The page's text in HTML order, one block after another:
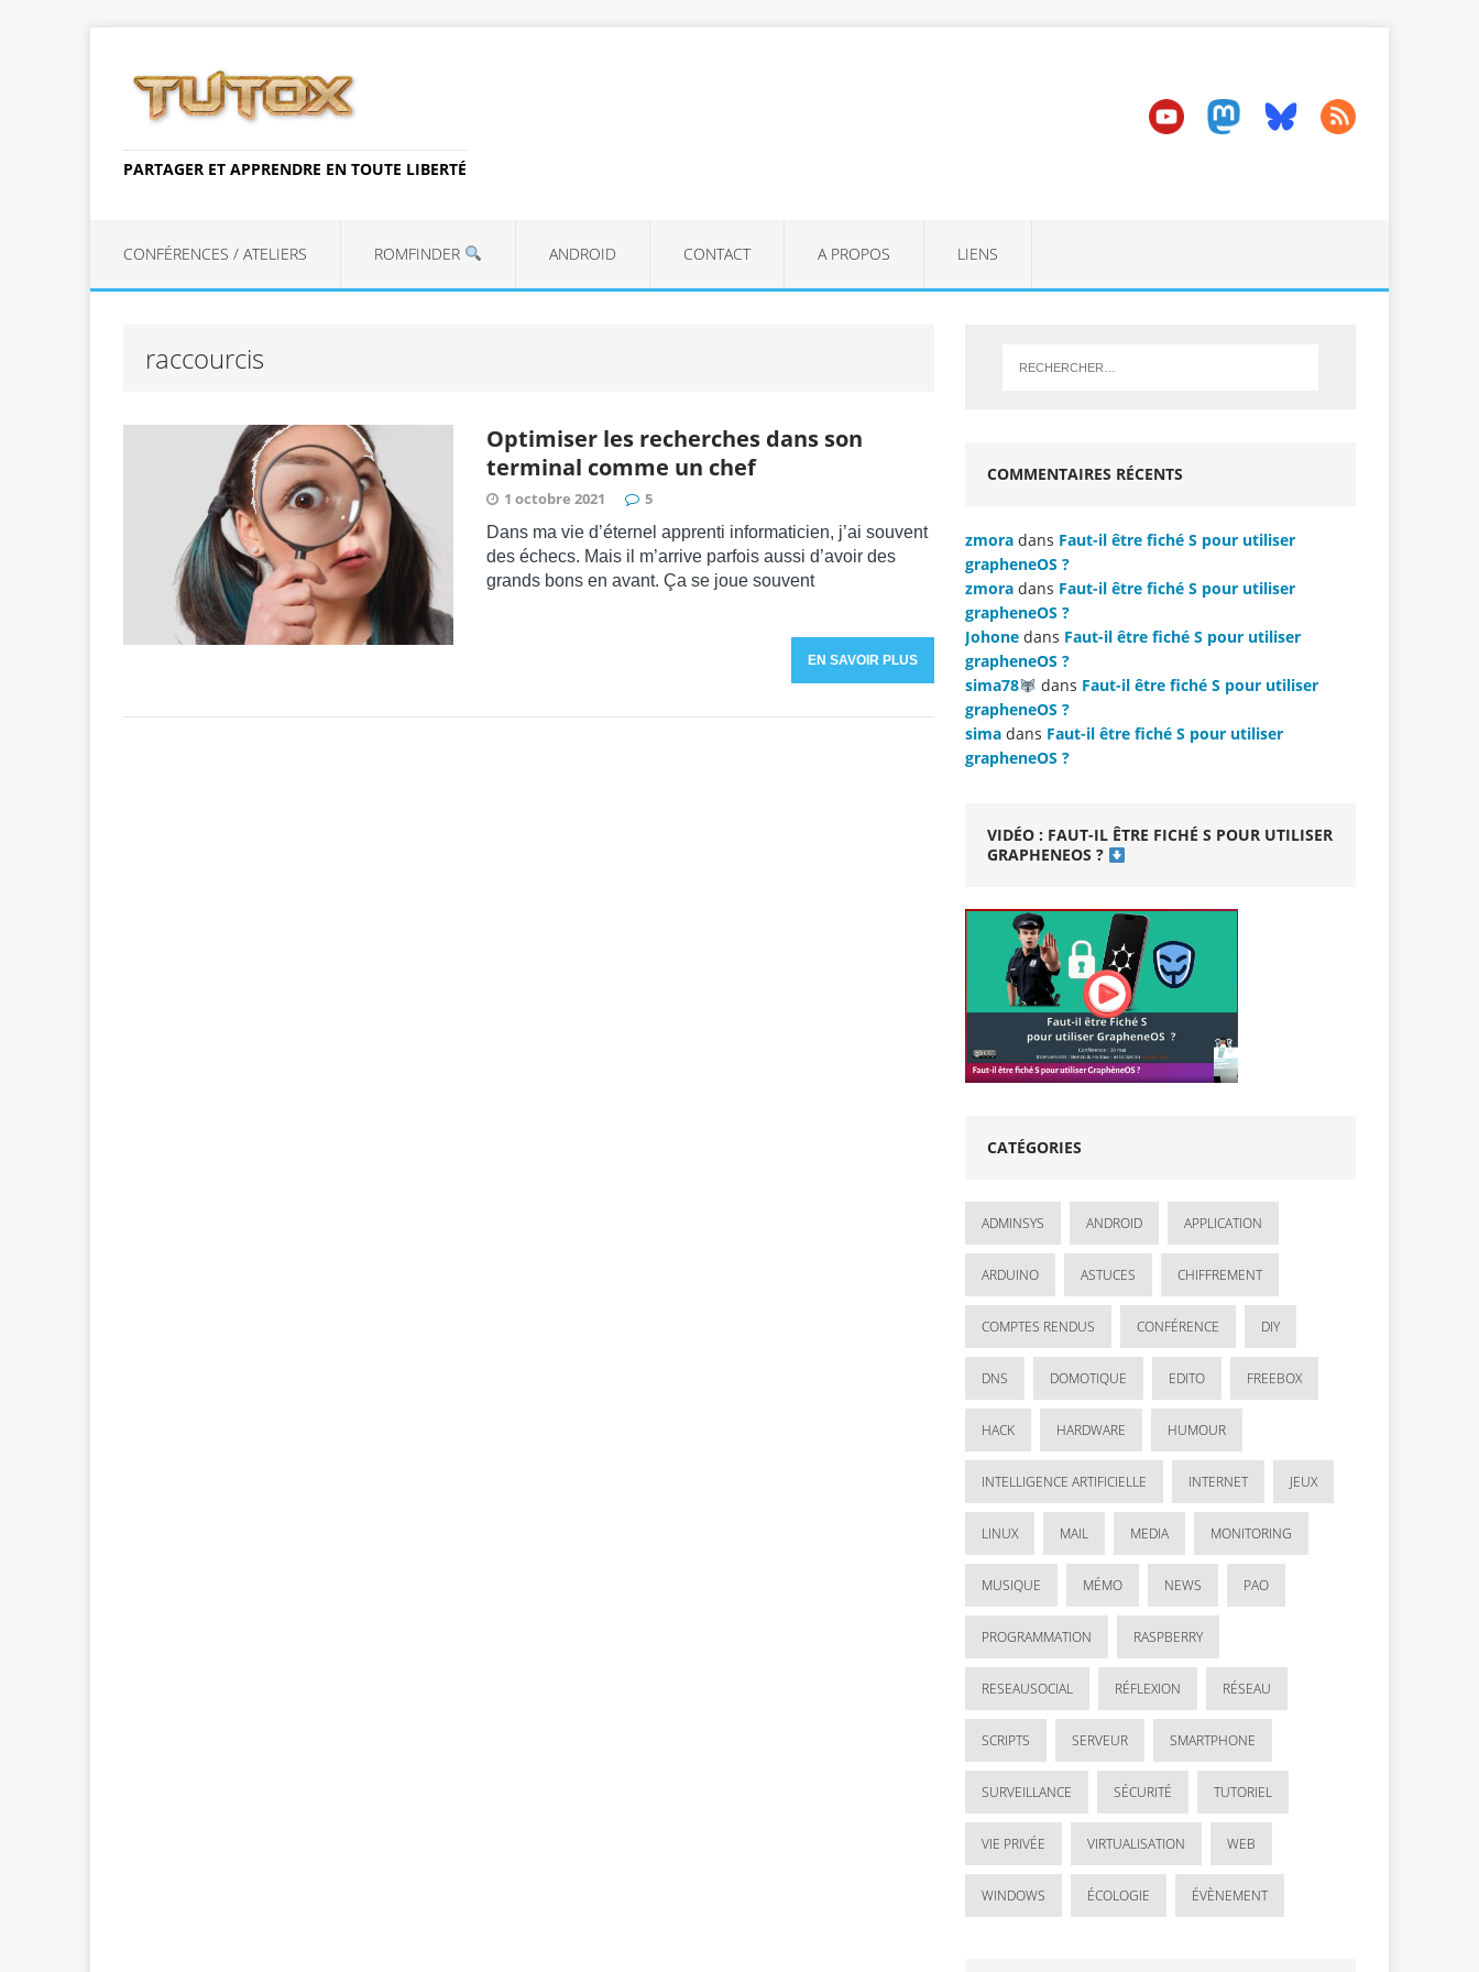
PARTAGER ET APPRENDRE EN TOUTE LIBERTÉ
CONFÉRENCES / ATELIERS ROMFINDER ANDROID CONTACT A PROPOS LIENS
raccourcis
Optimiser les recherches dans son
terminal comme un chef
1 octobre 2021 5
Dans ma vie d’éternel apprenti informaticien, j’ai souvent
des échecs. Mais il m’arrive parfois aussi d’avoir des
grands bons en avant. Ça se joue souvent
EN SAVOIR PLUS
COMMENTAIRES RÉCENTS
zmora dans Faut-il être fiché S pour utiliser
grapheneOS ?
zmora dans Faut-il être fiché S pour utiliser
grapheneOS ?
Johone dans Faut-il être fiché S pour utiliser
grapheneOS ?
sima78
dans Faut-il être fiché S pour utiliser
grapheneOS ?
sima dans Faut-il être fiché S pour utiliser
grapheneOS ?
VIDÉO : FAUT-IL ÊTRE FICHÉ S POUR UTILISER
GRAPHENEOS ?
CATÉGORIES
ADMINSYS ANDROID APPLICATION
ARDUINO ASTUCES CHIFFREMENT
COMPTES RENDUS CONFÉRENCE DIY
DNS DOMOTIQUE EDITO FREEBOX
HACK HARDWARE HUMOUR
INTELLIGENCE ARTIFICIELLE INTERNET JEUX
LINUX MAIL MEDIA MONITORING
MUSIQUE MÉMO NEWS PAO
PROGRAMMATION RASPBERRY
RESEAUSOCIAL RÉFLEXION RÉSEAU
SCRIPTS SERVEUR SMARTPHONE
SURVEILLANCE SÉCURITÉ TUTORIEL
VIE PRIVÉE VIRTUALISATION WEB
WINDOWS ÉCOLOGIE ÉVÈNEMENT